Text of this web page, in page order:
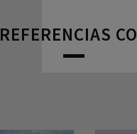
REFERENCIAS